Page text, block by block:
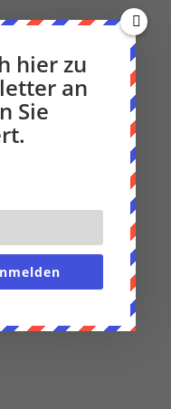
die ich in
hier zu
an
Sie